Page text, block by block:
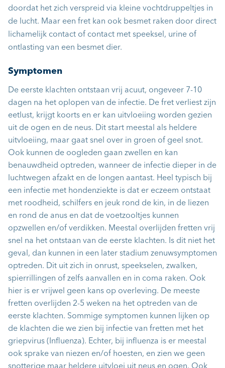
doordat het zich verspreid via kleine vochtdruppeltjes in
de lucht. Maar een fret kan ook besmet raken door direct
lichamelijk contact of contact met speeksel, urine of
ontlasting van een besmet dier.
Symptomen
De eerste klachten ontstaan vrij acuut, ongeveer 7-10
dagen na het oplopen van de infectie. De fret verliest zijn
eetlust, krijgt koorts en er kan uitvloeiing worden gezien
uit de ogen en de neus. Dit start meestal als heldere
uitvloeiing, maar gaat snel over in groen of geel snot.
Ook kunnen de oogleden gaan zwellen en kan
benauwdheid optreden, wanneer de infectie dieper in de
luchtwegen afzakt en de longen aantast. Heel typisch bij
een infectie met hondenziekte is dat er eczeem ontstaat
met roodheid, schilfers en jeuk rond de kin, in de liezen
en rond de anus en dat de voetzooltjes kunnen
opzwellen en/of verdikken. Meestal overlijden fretten vrij
snel na het ontstaan van de eerste klachten. Is dit niet het
geval, dan kunnen in een later stadium zenuwsymptomen
optreden. Dit uit zich in onrust, speekselen, zwalken,
spierrillingen of zelfs aanvallen en in coma raken. Ook
hier is er vrijwel geen kans op overleving. De meeste
fretten overlijden 2-5 weken na het optreden van de
eerste klachten. Sommige symptomen kunnen lijken op
de klachten die we zien bij infectie van fretten met het
griepvirus (Influenza). Echter, bij influenza is er meestal
ook sprake van niezen en/of hoesten, en zien we geen